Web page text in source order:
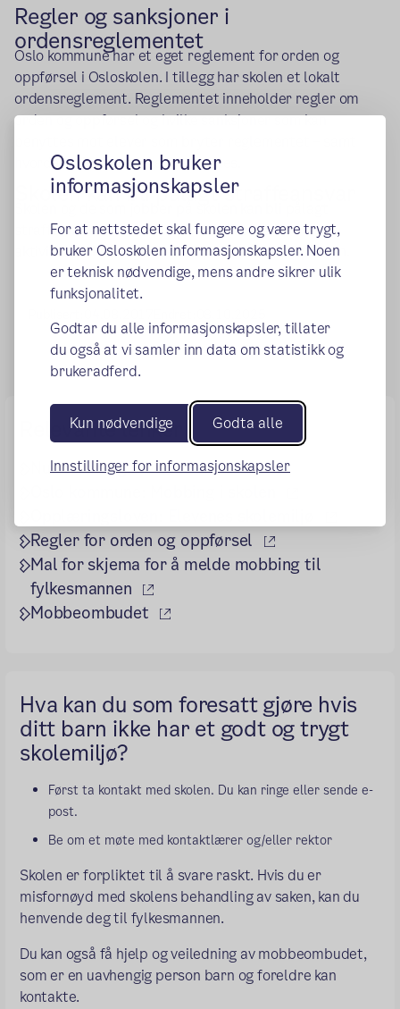
Osloskolen bruker
informasjonskapsler
For at nettstedet skal fungere og være trygt,
bruker Osloskolen informasjonskapsler. Noen
er teknisk nødvendige, mens andre sikrer ulik
funksjonalitet.
Godtar du alle informasjonskapsler, tillater
du også at vi samler inn data om statistikk og
brukeradferd.
Kun nødvendige Godta alle
Innstillinger for informasjonskapsler
Regler og sanksjoner i
ordensreglementet
Oslo kommune har et eget reglement for orden og
oppførsel i Osloskolen. I tillegg har skolen et lokalt
ordensreglement. Reglementet inneholder regler om
orden og oppførsel og hvilke sanksjoner som kan
hvordan slike saker skal behandles.
Skolen kan bli pålagt straffeansvar
straffeansvar ved brudd på delpliktene i
aktivitetsplikten og den skjerpede aktivitetsplikten.
Relevante lenker
Nullmobbing.no
(ekstern lenke)
Regler for orden og oppførsel
(ekstern lenke)
Mal for skjema for å melde mobbing til
fylkesmannen
(ekstern lenke)
Mobbeombudet
(ekstern lenke)
Hva kan du som foresatt gjøre hvis
ditt barn ikke har et godt og trygt
skolemiljø?
Først ta kontakt med skolen. Du kan ringe eller sende e-
post.
Be om et møte med kontaktlærer og/eller rektor
Skolen er forpliktet til å svare raskt. Hvis du er
misfornøyd med skolens behandling av saken, kan du
henvende deg til fylkesmannen.
Du kan også få hjelp og veiledning av mobbeombudet,
som er en uavhengig person barn og foreldre kan
kontakte.